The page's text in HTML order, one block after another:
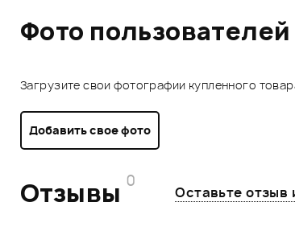
Фото пользователей
Загрузите свои фотографии купленного
Добавить свое фото
Отзывы 0
Оставьте отзыв